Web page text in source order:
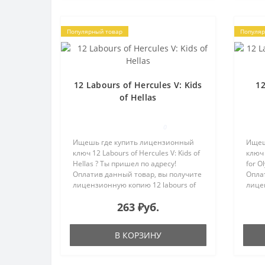
Популярный товар
12 Labours of Hercules V: Kids
of Hellas
Ищешь где купить лицензионный
ключ 12 Labours of Hercules V: Kids of
Hellas ? Ты пришел по адресу!
Оплатив данный товар, вы получите
лицензионную копию 12 labours of
активации в системе Steam на e-
mail, указанный в проц..
263 ₽уб.
В КОРЗИНУ
ключ
for